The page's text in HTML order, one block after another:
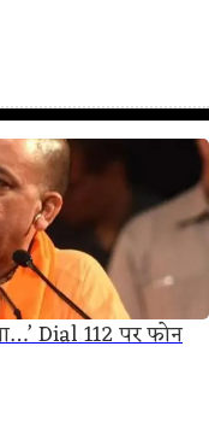
Dial 112 पर फोन